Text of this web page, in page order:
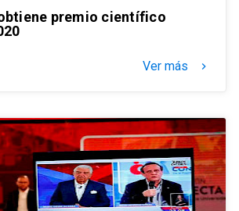
premio científico
Ver más keyboard_arrow_right